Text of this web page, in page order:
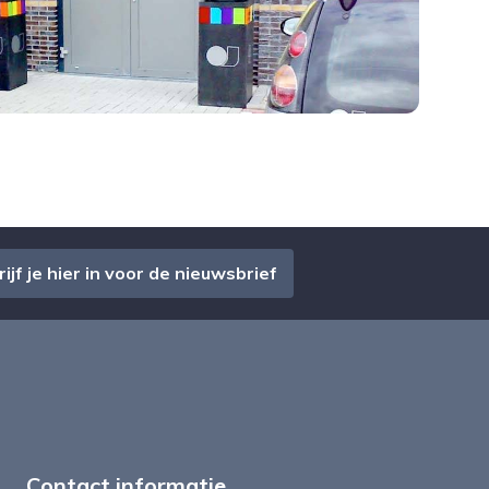
je hier in voor de nieuwsbrief